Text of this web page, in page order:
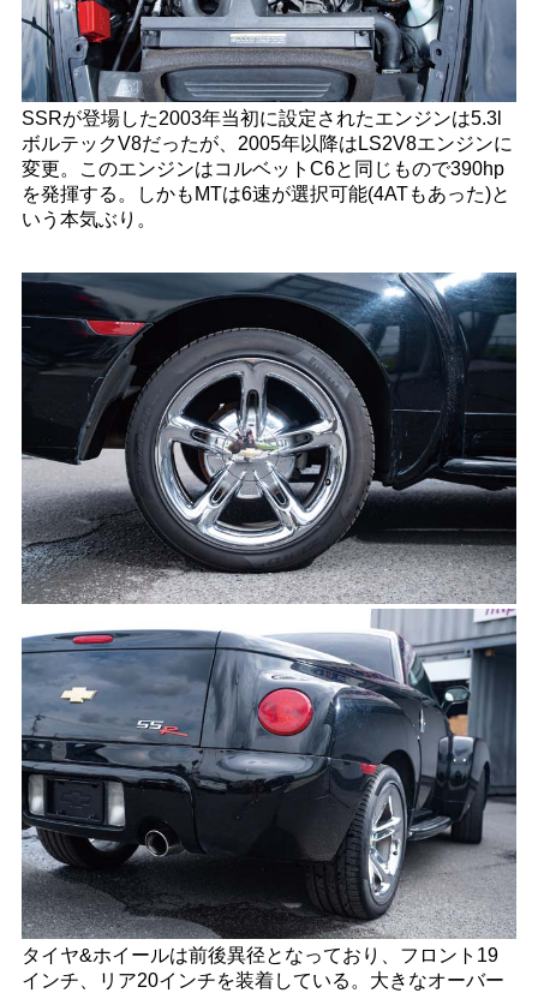
SSRが登場した2003年当初に設定されたエンジンは5.3l
ボルテックV8だったが、2005年以降はLS2V8エンジンに
変更。このエンジンはコルベットC6と同じもので390hp
を発揮する。しかもMTは6速が選択可能(4ATもあった)と
いう本気ぶり。
タイヤ&ホイールは前後異径となっており、フロント19
インチ、リア20インチを装着している。大きなオーバー